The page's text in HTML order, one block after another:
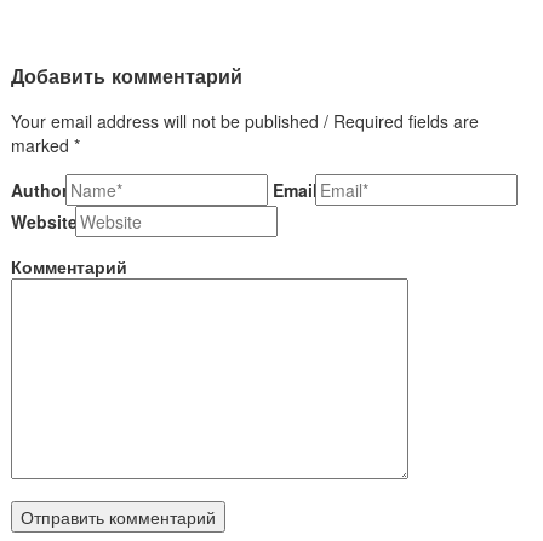
Добавить комментарий
Your email address will not be published / Required fields are
marked *
Author
Email
Website
Комментарий